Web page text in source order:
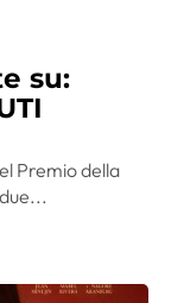
su:
Premio della